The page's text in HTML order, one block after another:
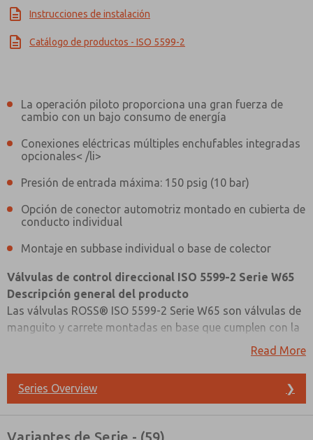
Instrucciones de instalación
Catálogo de productos - ISO 5599-2
La operación piloto proporciona una gran fuerza de
cambio con un bajo consumo de energía
Conexiones eléctricas múltiples enchufables integradas
opcionales< /li>
Presión de entrada máxima: 150 psig (10 bar)
Opción de conector automotriz montado en cubierta de
conducto individual
Montaje en subbase individual o base de colector
Válvulas de control direccional ISO 5599-2 Serie W65
Descripción general del producto
Las válvulas ROSS® ISO 5599-2 Serie W65 son válvulas de
manguito y carrete montadas en base que cumplen con la
norma ISO Interfaz de montaje estándar 5599-2. La serie
necesidad de desconectar cables para retirar la válvula.
Las bases múltiples ofrecen la opción de conexiones
finales, ofreciendo una interfaz D-sub de 25 pines o
Read More
Series Overview ❯
¿Método de Contacto Preferido?
Correo Electrónico
Teléfono